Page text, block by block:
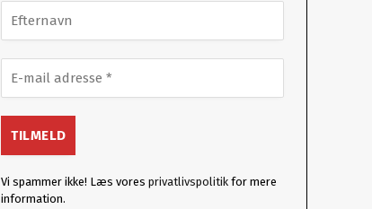
Vi spammer ikke! Læs voresprivatlivspolitik for mere
information.